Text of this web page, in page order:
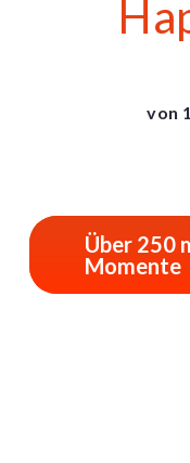
von
Über 250
Momente